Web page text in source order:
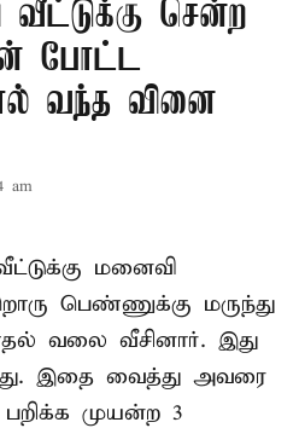
சென்ற
போட்ட
வந்த வினை
am
மனைவி
பெண்ணுக்கு மருந்து
வலை வீசினார். இது
இதை வைத்து அவரை
பறிக்க முயன்ற 3